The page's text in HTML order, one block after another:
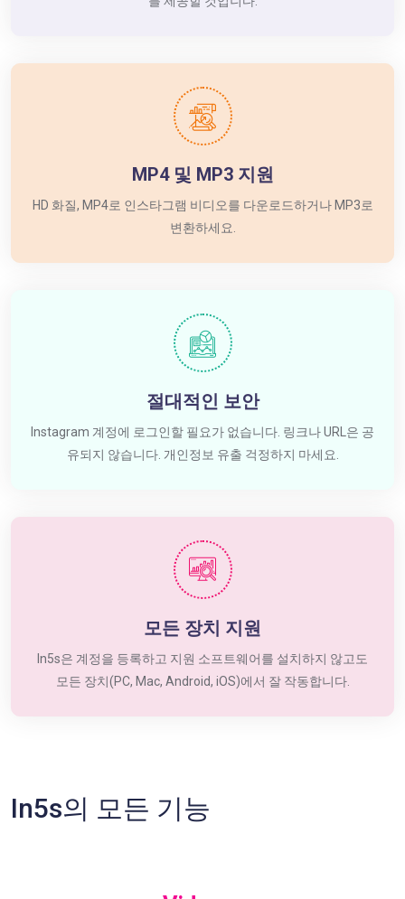
MP4 및 MP3 지원
HD 화질, MP4로 인스타그램 비디오를 다운로드하거나 MP3로
변환하세요.
절대적인 보안
Instagram 계정에 로그인할 필요가 없습니다. 링크나 URL은 공
유되지 않습니다. 개인정보 유출 걱정하지 마세요.
모든 장치 지원
In5s은 계정을 등록하고 지원 소프트웨어를 설치하지 않고도
모든 장치(PC, Mac, Android, iOS)에서 잘 작동합니다.
In5s의 모든 기능